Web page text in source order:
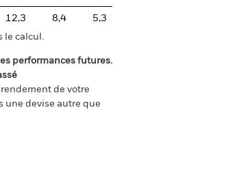
12,3 8,4
5,3
le calcul.
performances futures.
de votre
une devise autre que